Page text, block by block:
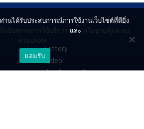
Lottery
Video
ร่วมด้วยช่วยกัน
านได้รับประสบการณ์การใช้งานเว็บไซต์ที่ดียิ่ง
ขข้อตกลงการใช้บริการ และ นโยบายคุ้มครอง
ส่วนบุคคล
ยอมรับ